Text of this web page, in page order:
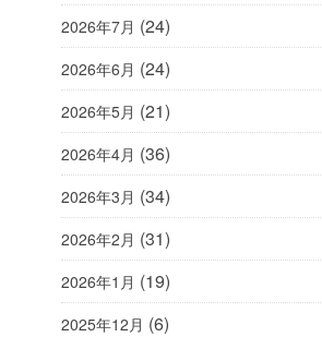
2026年7月 (24)
2026年6月 (24)
2026年5月 (21)
2026年4月 (36)
2026年3月 (34)
2026年2月 (31)
2026年1月 (19)
2025年12月 (6)